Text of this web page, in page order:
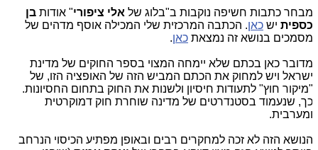
מבחר כתבות חשיפה נוקבות ב"בלוג שלאלי ציפורי" אודותבן
כספיתישכאן. הכתבה המרכזית שלי המכילה אוסף מדהים של
מסמכים בנושא זה נמצאתכאן.
מדובר כאן בכתם שלא יימחה המצוי בספר החוקים של מדינת
ישראל ויש למחוק את הכתם המביש הזה של האופציה הזו, של
"מיקור חוץ" לתעודות חיסיון ולשנות את החוק בתחום החסיונות.
כך, שנעמוד בסטנדרטים של מדינה שוחרת חוק דמוקרטית
ומערבית.
הנושא הזה לא זכה למחקרים רבים ובאופן מפתיע הכיסוי הנרחב